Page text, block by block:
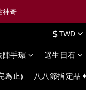
神奇
$TWD
陣手環 選生日石
為止) 八八節指定品